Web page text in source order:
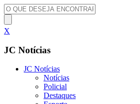
X
JC Notícias
JC Notícias
Notícias
Policial
Destaques